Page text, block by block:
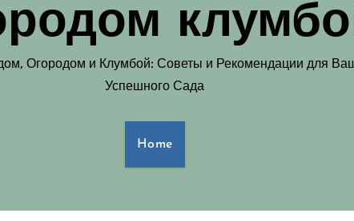
Огородом и Клумбой: Советы и Рекомендации для
Успешного Сада
Home